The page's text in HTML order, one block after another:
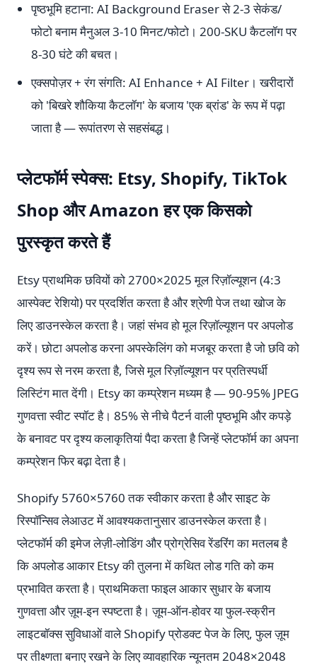
पृष्ठभूमि हटाना: AI Background Eraser से 2-3 सेकंड/
फोटो बनाम मैनुअल 3-10 मिनट/फोटो। 200-SKU कैटलॉग पर
8-30 घंटे की बचत।
एक्सपोज़र + रंग संगति: AI Enhance + AI Filter। खरीदारों
को 'बिखरे शौकिया कैटलॉग' के बजाय 'एक ब्रांड' के रूप में पढ़ा
जाता है — रूपांतरण से सहसंबद्ध।
प्लेटफॉर्म स्पेक्स: Etsy, Shopify, TikTok
Shop और Amazon हर एक किसको
पुरस्कृत करते हैं
Etsy प्राथमिक छवियों को 2700×2025 मूल रिज़ॉल्यूशन (4:3
आस्पेक्ट रेशियो) पर प्रदर्शित करता है और श्रेणी पेज तथा खोज के
लिए डाउनस्केल करता है। जहां संभव हो मूल रिज़ॉल्यूशन पर अपलोड
करें। छोटा अपलोड करना अपस्केलिंग को मजबूर करता है जो छवि को
दृश्य रूप से नरम करता है, जिसे मूल रिज़ॉल्यूशन पर प्रतिस्पर्धी
लिस्टिंग मात देंगी। Etsy का कम्प्रेशन मध्यम है — 90-95% JPEG
गुणवत्ता स्वीट स्पॉट है। 85% से नीचे पैटर्न वाली पृष्ठभूमि और कपड़े
के बनावट पर दृश्य कलाकृतियां पैदा करता है जिन्हें प्लेटफॉर्म का अपना
कम्प्रेशन फिर बढ़ा देता है।
Shopify 5760×5760 तक स्वीकार करता है और साइट के
रिस्पॉन्सिव लेआउट में आवश्यकतानुसार डाउनस्केल करता है।
प्लेटफॉर्म की इमेज लेज़ी-लोडिंग और प्रोग्रेसिव रेंडरिंग का मतलब है
कि अपलोड आकार Etsy की तुलना में कथित लोड गति को कम
प्रभावित करता है। प्राथमिकता फाइल आकार सुधार के बजाय
गुणवत्ता और ज़ूम-इन स्पष्टता है। ज़ूम-ऑन-होवर या फुल-स्क्रीन
लाइटबॉक्स सुविधाओं वाले Shopify प्रोडक्ट पेज के लिए, फुल ज़ूम
पर तीक्ष्णता बनाए रखने के लिए व्यावहारिक न्यूनतम 2048×2048